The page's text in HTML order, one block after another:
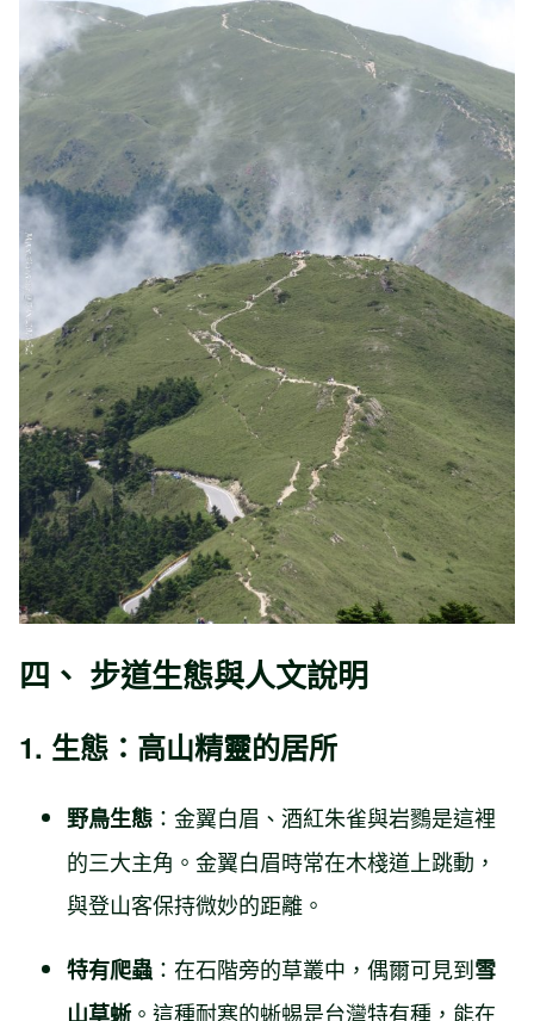
四、 步道生態與人文說明
1. 生態：高山精靈的居所
野鳥生態 ：金翼白眉、酒紅朱雀與岩鷚是這裡
的三大主角。金翼白眉時常在木棧道上跳動，
與登山客保持微妙的距離。
特有爬蟲 ：在石階旁的草叢中，偶爾可見到雪
山草蜥 。這種耐寒的蜥蜴是台灣特有種，能在